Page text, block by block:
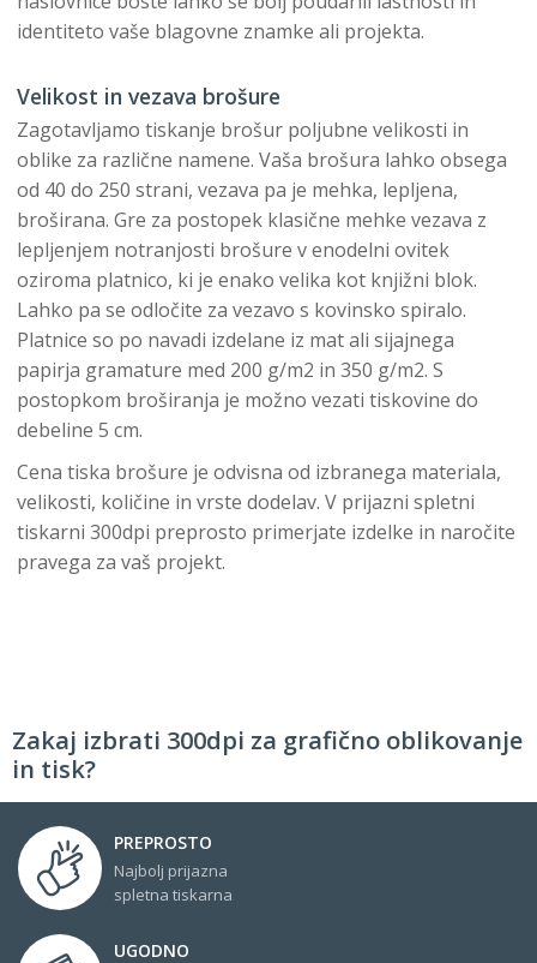
identiteto vaše blagovne znamke ali projekta.
Velikost in vezava brošure
Zagotavljamo tiskanje brošur poljubne velikosti in
oblike za različne namene. Vaša brošura lahko obsega
od 40 do 250 strani, vezava pa je mehka, lepljena,
broširana. Gre za postopek klasične mehke vezava z
lepljenjem notranjosti brošure v enodelni ovitek
oziroma platnico, ki je enako velika kot knjižni blok.
Lahko pa se odločite za vezavo s kovinsko spiralo.
Platnice so po navadi izdelane iz mat ali sijajnega
papirja gramature med 200 g/m2 in 350 g/m2. S
postopkom broširanja je možno vezati tiskovine do
debeline 5 cm.
Cena tiska brošure je odvisna od izbranega materiala,
velikosti, količine in vrste dodelav. V prijazni spletni
tiskarni 300dpi preprosto primerjate izdelke in naročite
pravega za vaš projekt.
Zakaj izbrati 300dpi za grafično oblikovanje
in tisk?
PREPROSTO
Najbolj prijazna
spletna tiskarna
UGODNO